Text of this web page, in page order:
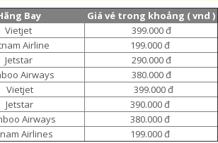
Bay Giá vé trong khoảng ( vnd )
Vietjet
399.000 đ
Airline
199.000 đ
Jetstar
290.000 đ
Airways
380.000 đ
Vietjet
399.000 đ
Jetstar
390.000 đ
Airways
380.000 đ
Airlines
199.000 đ